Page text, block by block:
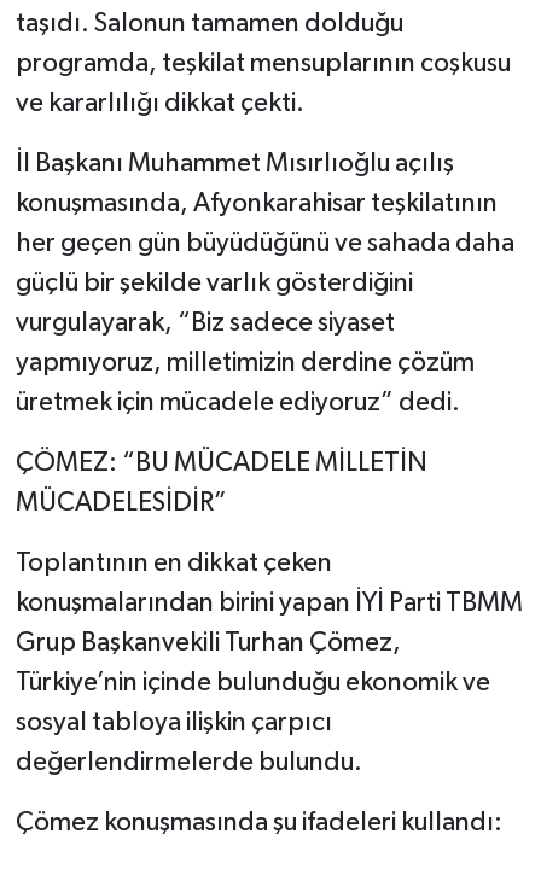
taşıdı. Salonun tamamen dolduğu
programda, teşkilat mensuplarının coşkusu
ve kararlılığı dikkat çekti.
İl Başkanı Muhammet Mısırlıoğlu açılış
konuşmasında, Afyonkarahisar teşkilatının
her geçen gün büyüdüğünü ve sahada daha
güçlü bir şekilde varlık gösterdiğini
vurgulayarak, “Biz sadece siyaset
yapmıyoruz, milletimizin derdine çözüm
üretmek için mücadele ediyoruz” dedi.
ÇÖMEZ: “BU MÜCADELE MİLLETİN
MÜCADELESİDİR”
Toplantının en dikkat çeken
konuşmalarından birini yapan İYİ Parti TBMM
Grup Başkanvekili Turhan Çömez,
Türkiye’nin içinde bulunduğu ekonomik ve
sosyal tabloya ilişkin çarpıcı
değerlendirmelerde bulundu.
Çömez konuşmasında şu ifadeleri kullandı: